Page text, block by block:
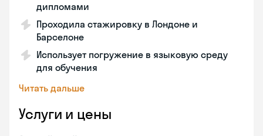
дипломами
Проходила стажировку в Лондоне и
Барселоне
Использует погружение в языковую среду
для обучения
Читать дальше
Услуги и цены